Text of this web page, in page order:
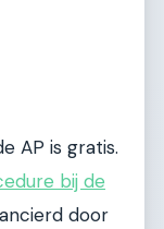
AP is gratis.
bij de
door